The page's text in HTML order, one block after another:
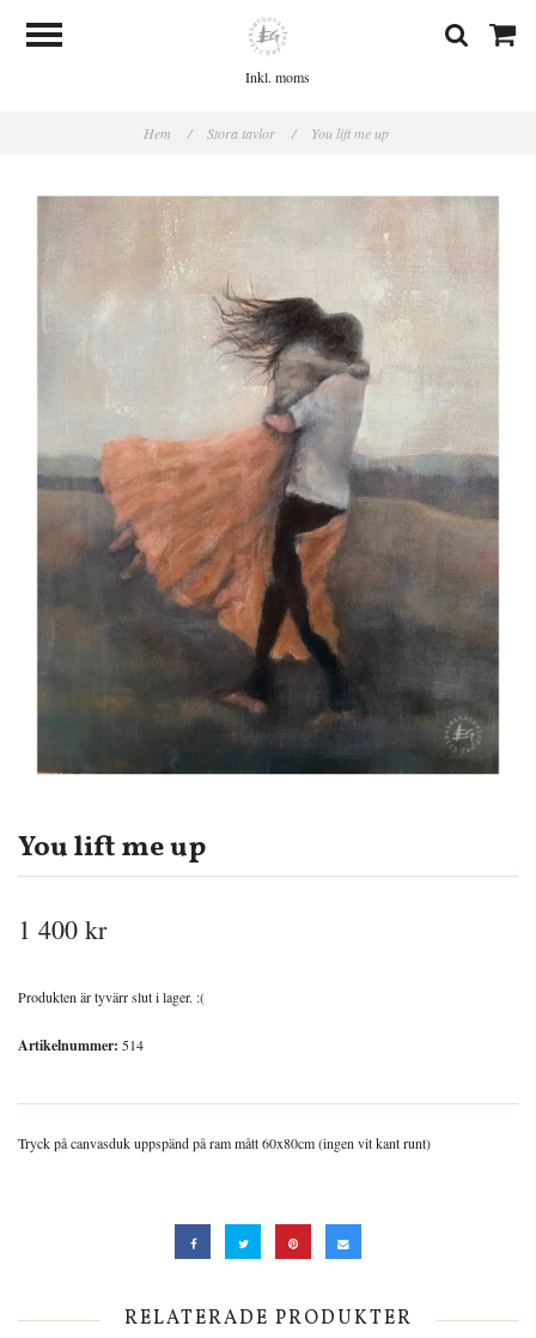
Inkl. moms
Hem / Stora tavlor / You lift me up
You lift me up
1 400 kr
Produkten är tyvärr slut i lager. :(
Artikelnummer: 514
Tryck på canvasduk uppspänd på ram mått 60x80cm (ingen vit kant runt)
RELATERADE PRODUKTER